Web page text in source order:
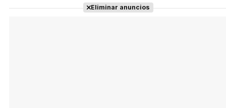
Eliminar anuncios